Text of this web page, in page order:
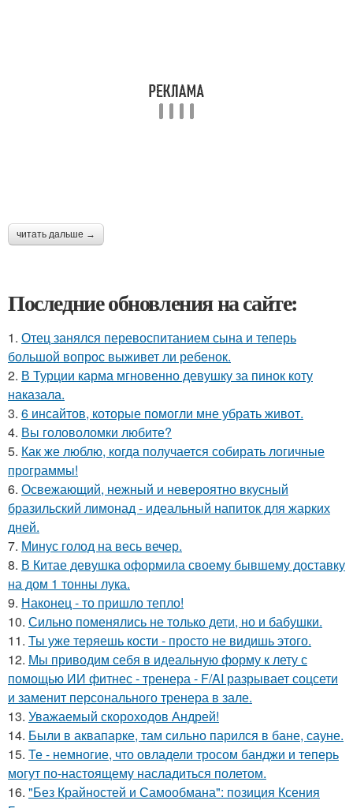
читать дальше →
Последние обновления на сайте:
1. Отец занялся перевоспитанием сына и теперь
большой вопрос выживет ли ребенок.
2. В Турции карма мгновенно девушку за пинок коту
наказала.
3. 6 инсайтов, которые помогли мне убрать живот.
4. Вы головоломки любите?
5. Как же люблю, когда получается собирать логичные
программы!
6. Освежающий, нежный и невероятно вкусный
бразильский лимонад - идеальный напиток для жарких
дней.
7. Минус голод на весь вечер.
8. В Китае девушка оформила своему бывшему доставку
на дом 1 тонны лука.
9. Наконец - то пришло тепло!
10. Сильно поменялись не только дети, но и бабушки.
11. Ты уже теряешь кости - просто не видишь этого.
12. Мы приводим себя в идеальную форму к лету с
помощью ИИ фитнес - тренера - F/AI разрывает соцсети
и заменит персонального тренера в зале.
13. Уважаемый скороходов Андрей!
14. Были в аквапарке, там сильно парился в бане, сауне.
15. Те - немногие, что овладели тросом банджи и теперь
могут по-настоящему насладиться полетом.
16. "Без Крайностей и Самообмана": позиция Ксения